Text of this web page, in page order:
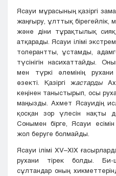
Ясауи мұрасының қазіргі
жаңғыру, ұлттық бірегейлік,
және діни тұрақтылық
атқарады. Ясауи ілімі
толерантты, ұстамды,
түсінігін насихаттайды.
мен түркі әлемінің рухани
өзекті. Қазіргі жастарды
кеңінен таныстырып, осы
маңызды. Ахмет Ясауидің
қосқан зор үлесін нақты
Сонымен бірге, Ясауи
жол беруге болмайды.
Ясауи ілімі XV–XIX
рухани тірек болды. Би-
сұлтандар оның